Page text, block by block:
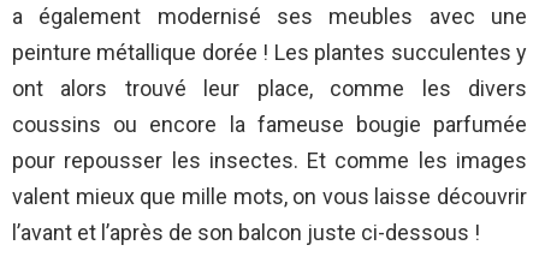
a également modernisé ses meubles avec une
peinture métallique dorée ! Les plantes succulentes y
ont alors trouvé leur place, comme les divers
coussins ou encore la fameuse bougie parfumée
pour repousser les insectes. Et comme les images
valent mieux que mille mots, on vous laisse découvrir
l’avant et l’après de son balcon juste ci-dessous !